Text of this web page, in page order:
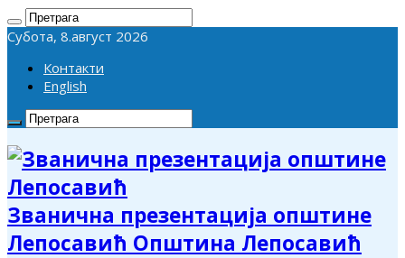
Субота, 8.август 2026
Контакти
English
Званична презентација општине
Лепосавић Општина Лепосавић